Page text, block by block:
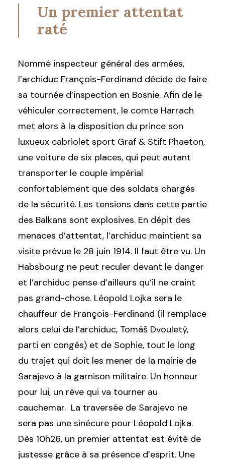
Un premier attentat
raté
Nommé inspecteur général des armées,
l’archiduc François-Ferdinand décide de faire
sa tournée d’inspection en Bosnie. Afin de le
véhiculer correctement, le comte Harrach
met alors à la disposition du prince son
luxueux cabriolet sport Gräf & Stift Phaeton,
une voiture de six places, qui peut autant
transporter le couple impérial
confortablement que des soldats chargés
de la sécurité. Les tensions dans cette partie
des Balkans sont explosives. En dépit des
menaces d’attentat, l’archiduc maintient sa
visite prévue le 28 juin 1914. Il faut être vu. Un
Habsbourg ne peut reculer devant le danger
et l’archiduc pense d’ailleurs qu’il ne craint
pas grand-chose. Léopold Lojka sera le
chauffeur de François-Ferdinand (il remplace
alors celui de l’archiduc, Tomáš Dvouletý,
parti en congés) et de Sophie, tout le long
du trajet qui doit les mener de la mairie de
Sarajevo à la garnison militaire. Un honneur
pour lui, un rêve qui va tourner au
cauchemar. La traversée de Sarajevo ne
sera pas une sinécure pour Léopold Lojka.
Dès 10h26, un premier attentat est évité de
justesse grâce à sa présence d’esprit. Une